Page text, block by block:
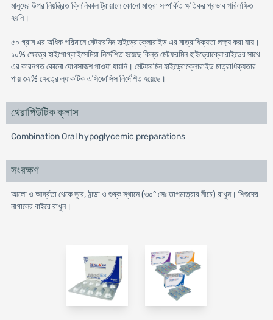
মানুষের উপর নিয়ন্ত্রিত ক্লিনিকাল ট্রায়ালে কোনো মাত্রা সম্পর্কিত ক্ষতিকর প্রভাব পরিলক্ষিত
হয়নি।
৫০ গ্রাম এর অধিক পরিমানে মেটফরমিন হাইড্রোক্লোরাইড এর মাত্রাধিক্যতা লক্ষ্য করা যায়।
১০% ক্ষেত্রে হাইপোগ্লাইসেমিয়া নির্দেশিত হয়েছে কিন্ত মেটফরমিন হাইড্রোক্লোরাইডের সাথে
এর কারনগত কোনো যোগসাজশ পাওয়া যায়নি। মেটফরমিন হাইড্রোক্লোরাইড মাত্রাধিক্যতার
পায় ৩২% ক্ষেত্রে ল্যাকটিক এসিডোসিস নির্দেশিত হয়েছে।
থেরাপিউটিক ক্লাস
Combination Oral hypoglycemic preparations
সংরক্ষণ
আলো ও আর্দ্রতা থেকে দূরে, ঠান্ডা ও শুষ্ক স্থানে (৩০° সেঃ তাপমাত্রার নীচে) রাখুন। শিশুদের
নাগালের বাইরে রাখুন।